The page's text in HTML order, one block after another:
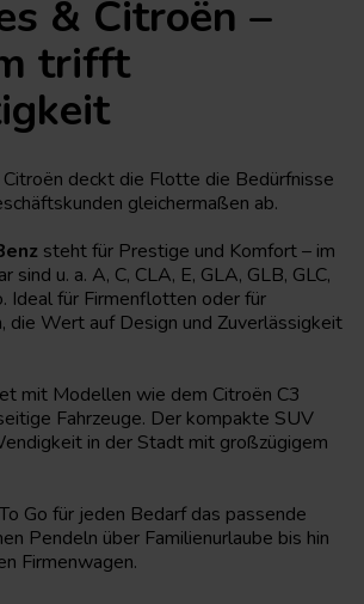
& Citroën –
trifft
deckt die Flotte die Bedürfnisse
gleichermaßen ab.
steht für Prestige und Komfort – im
sind u. a. A, C, CLA, E, GLA, GLB, GLC,
Ideal für Firmenflotten oder für
die Wert auf Design und Zuverlässigkeit
mit Modellen wie dem Citroën C3
Fahrzeuge. Der kompakte SUV
in der Stadt mit großzügigem
Go für jeden Bedarf das passende
Pendeln über Familienurlaube bis hin
Firmenwagen.